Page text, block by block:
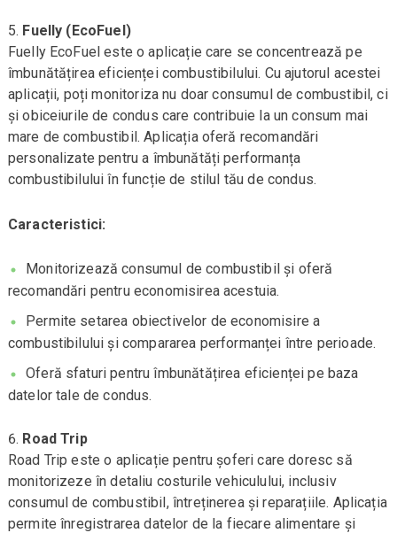
Fuelly (EcoFuel)
Fuelly EcoFuel este o aplicație care se concentrează pe
îmbunătățirea eficienței combustibilului. Cu ajutorul acestei
aplicații, poți monitoriza nu doar consumul de combustibil, ci
și obiceiurile de condus care contribuie la un consum mai
mare de combustibil. Aplicația oferă recomandări
personalizate pentru a îmbunătăți performanța
combustibilului în funcție de stilul tău de condus.
Caracteristici:
Monitorizează consumul de combustibil și oferă
recomandări pentru economisirea acestuia.
Permite setarea obiectivelor de economisire a
combustibilului și compararea performanței între perioade.
Oferă sfaturi pentru îmbunătățirea eficienței pe baza
datelor tale de condus.
Road Trip
Road Trip este o aplicație pentru șoferi care doresc să
monitorizeze în detaliu costurile vehiculului, inclusiv
consumul de combustibil, întreținerea și reparațiile. Aplicația
permite înregistrarea datelor de la fiecare alimentare și